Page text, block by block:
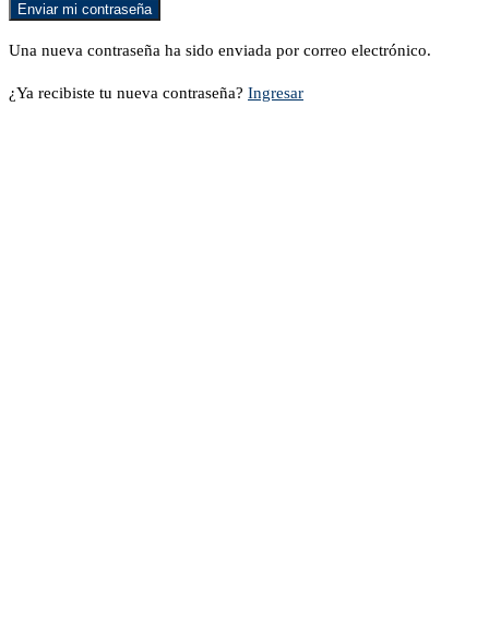
Una nueva contraseña ha sido enviada por correo electrónico.
¿Ya recibiste tu nueva contraseña? Ingresar